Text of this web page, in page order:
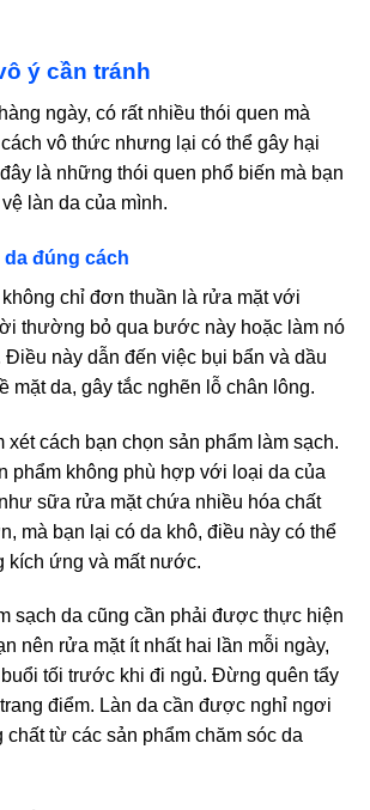
ý cần tránh
ngày, có rất nhiều thói quen mà
vô thức nhưng lại có thể gây hại
là những thói quen phổ biến mà bạn
làn da của mình.
da đúng cách
chỉ đơn thuần là rửa mặt với
thường bỏ qua bước này hoặc làm nó
Điều này dẫn đến việc bụi bẩn và dầu
mặt da, gây tắc nghẽn lỗ chân lông.
xét cách bạn chọn sản phẩm làm sạch.
phẩm không phù hợp với loại da của
sữa rửa mặt chứa nhiều hóa chất
mà bạn lại có da khô, điều này có thể
kích ứng và mất nước.
sạch da cũng cần phải được thực hiện
nên rửa mặt ít nhất hai lần mỗi ngày,
tối trước khi đi ngủ. Đừng quên tẩy
điểm. Làn da cần được nghỉ ngơi
từ các sản phẩm chăm sóc da